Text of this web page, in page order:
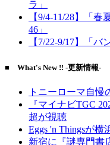
ラ」
【9/4-11/28】「
46」
【7/22-9/17】「バ
■ What's New !! -更新情報-
トニーローマ自
『マイナビTGC
超が視聴
Eggs 'n Thingsが
新宿に『謎専門書